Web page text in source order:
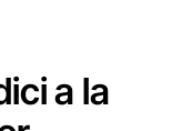
a la